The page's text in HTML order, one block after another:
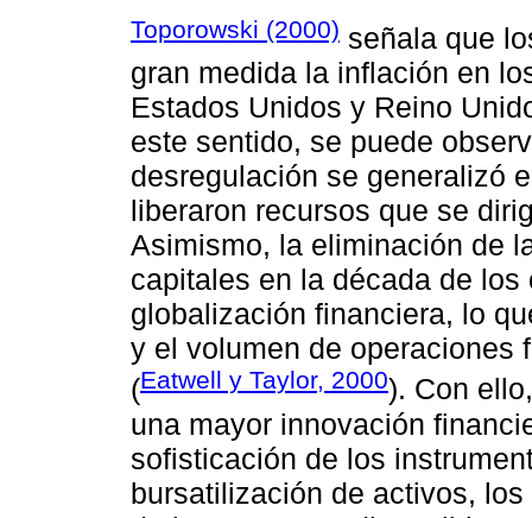
Toporowski (2000) señala que
gran medida la inflación en
Estados Unidos y Reino
este sentido, se puede
desregulación se generalizó
liberaron recursos que se
Asimismo, la eliminación de
capitales en la década de
globalización financiera, lo
y el volumen de operaciones
(Eatwell y Taylor, 2000). Con
una mayor innovación
sofisticación de los
bursatilización de activos, los